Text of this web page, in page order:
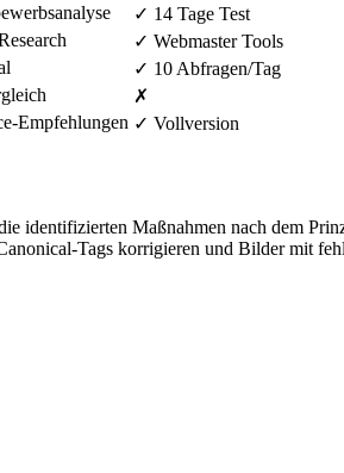
✓ 14 Tage Test
✓ Webmaster Tools
✓ 10 Abfragen/Tag
✗
Empfehlungen ✓ Vollversion
identifizierten Maßnahmen nach dem
Tags korrigieren und Bilder mit